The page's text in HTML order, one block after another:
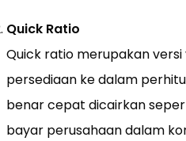
Quick Ratio
Quick ratio merupakan
persediaan ke dalam
benar cepat dicairkan
bayar perusahaan dalam